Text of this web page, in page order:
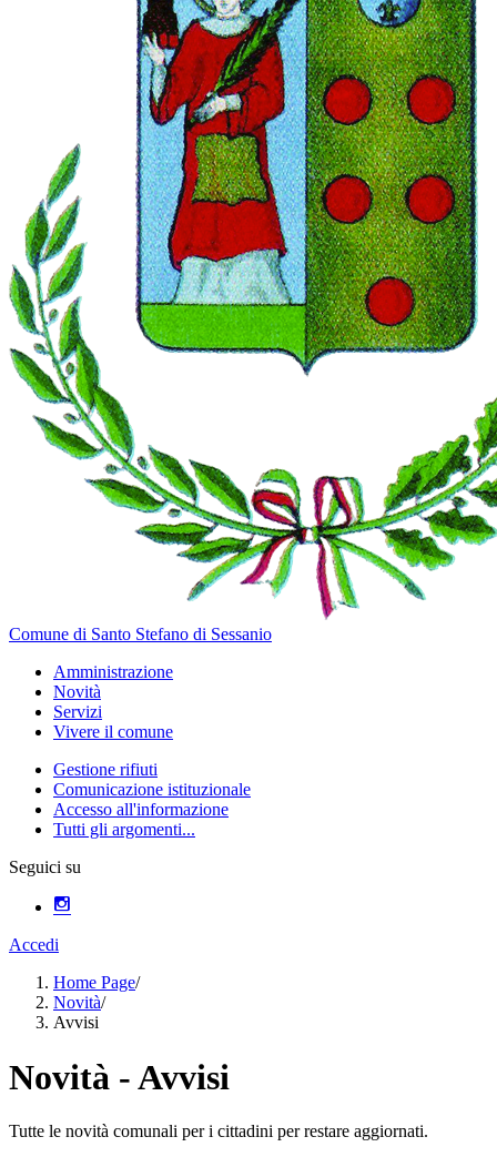
Comune di Santo Stefano di Sessanio
Amministrazione
Novità
Servizi
Vivere il comune
Gestione rifiuti
Comunicazione istituzionale
Accesso all'informazione
Tutti gli argomenti...
Seguici su
Accedi
Home Page/
Novità/
Avvisi
Novità - Avvisi
Tutte le novità comunali per i cittadini per restare aggiornati.